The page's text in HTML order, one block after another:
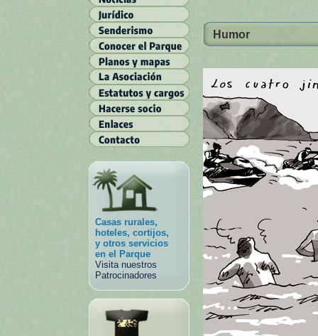
Casas rurales,
hoteles, cortijos,
y otros servicios
en el Parque
Visita nuestros
Patrocinadores
Humor